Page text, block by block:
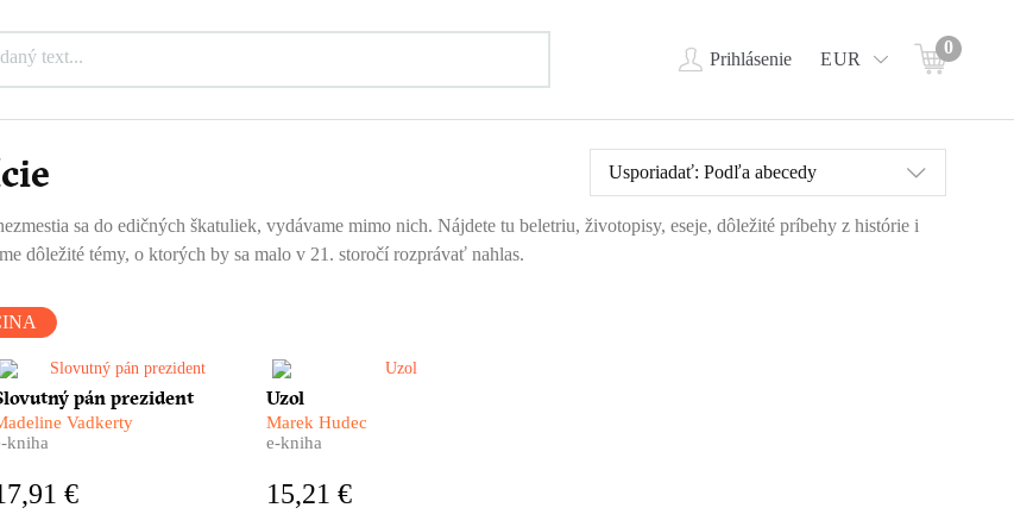
Prihlásenie EUR
0
sa do edičných škatuliek, vydávame mimo nich. Nájdete tu beletriu, životopisy, eseje, dôležité príbehy z histórie i
dôležité témy, o ktorých by sa malo v 21. storočí rozprávať nahlas.
Usporiadať: Podľa abecedy
Zúfalí ľudia píšu prezidentovi
Tisovi. Žiadajú ho o pomoc. O
záchranu života. A čo na to on?
archívoch stovky osobných
pán prezident
Vadkerty
kniha
€
Hlavnou postavou tejto knihy
je mesto. Spálené mesto. Mesto
z prachu, popola a ruín. Marek
skúma rany, ktoré na Nových
Uzol
Marek Hudec
e-kniha
15,21 €